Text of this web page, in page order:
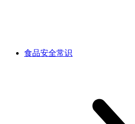
食品安全常识